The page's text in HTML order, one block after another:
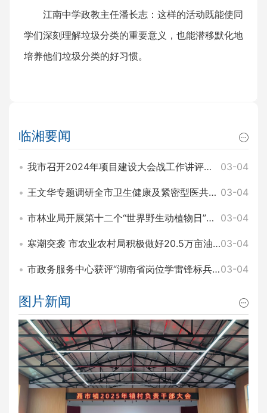
江南中学政教主任潘长志：这样的活动既能使同
学们深刻理解垃圾分类的重要意义，也能潜移默化地
培养他们垃圾分类的好习惯。
临湘要闻
我市召开2024年项目建设大会战工作讲评暨2025年园区项目建设大会战工作动员会 王文华 刘琦出席 03-04
王文华专题调研全市卫生健康及紧密型医共体建设工作 刘琦参加 03-04
市林业局开展第十二个“世界野生动植物日”主题宣传活动 03-04
寒潮突袭 市农业农村局积极做好20.5万亩油菜田间管理和防寒工作03-04
市政务服务中心获评“湖南省岗位学雷锋标兵集体”称号03-04
图片新闻